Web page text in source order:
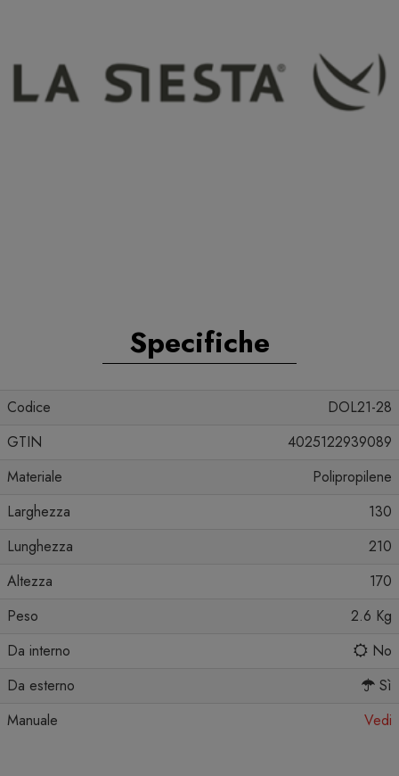
Specifiche
Codice
DOL21-28
GTIN
4025122939089
Materiale
Polipropilene
Larghezza
130
Lunghezza
210
Altezza
170
Peso
2.6 Kg
Da interno
No
Da esterno
Sì
Manuale
Vedi